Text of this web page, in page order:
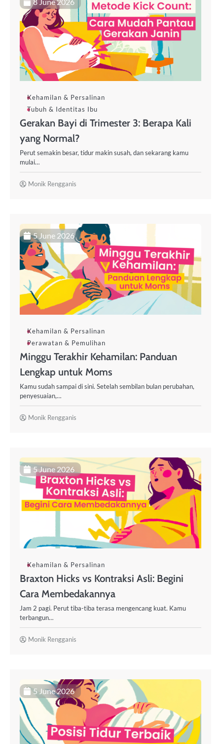
Kehamilan & Persalinan
Tubuh & Identitas Ibu
Gerakan Bayi di Trimester 3: Berapa Kali
yang Normal?
Perut semakin besar, tidur makin susah, dan sekarang kamu
mulai…
Monik Rengganis
5 June 2026
Kehamilan & Persalinan
Perawatan & Pemulihan
Minggu Terakhir Kehamilan: Panduan
Lengkap untuk Moms
Kamu sudah sampai di sini. Setelah sembilan bulan perubahan,
penyesuaian,…
Monik Rengganis
5 June 2026
Kehamilan & Persalinan
Braxton Hicks vs Kontraksi Asli: Begini
Cara Membedakannya
Jam 2 pagi. Perut tiba-tiba terasa mengencang kuat. Kamu
terbangun…
Monik Rengganis
5 June 2026